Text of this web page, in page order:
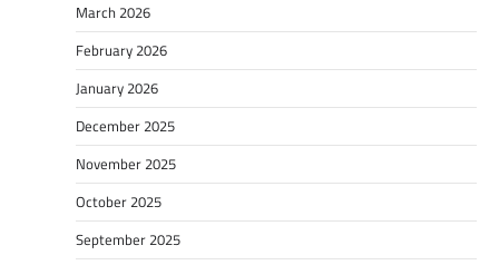
March 2026
February 2026
January 2026
December 2025
November 2025
October 2025
September 2025